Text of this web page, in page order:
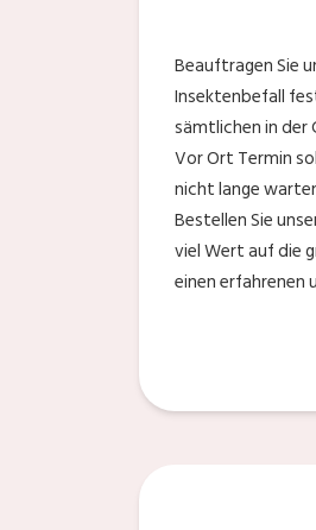
Beauftragen Sie
Insektenbefall
sämtlichen in der
Vor Ort Termin
nicht lange
Bestellen Sie
viel Wert auf die
einen erfahrenen